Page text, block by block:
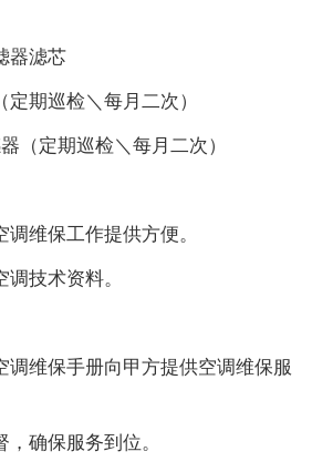
器滤芯
期巡检＼每月二次）
（定期巡检＼每月二次）
调维保工作提供方便。
技术资料。
调维保手册向甲方提供空调维保服
确保服务到位。